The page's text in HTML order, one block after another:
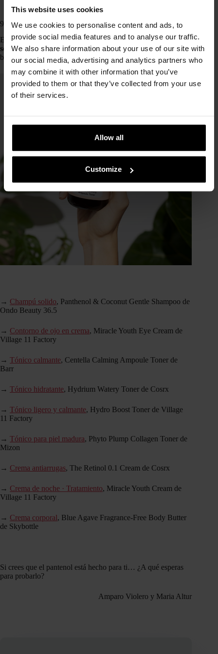
This website uses cookies
We use cookies to personalise content and ads, to
provide social media features and to analyse our traffic.
We also share information about your use of our site with
our social media, advertising and analytics partners who
may combine it with other information that you’ve
provided to them or that they’ve collected from your use
of their services.
Allow all
Customize
9 productos en MiiN Cosmetics formulado con pantenol
El pantenol es espectaculares parapieles sensibles, muy
secas, deshidratadaso que necesitan reparar y proteger su
barrera.
→ Champú solido, Panthenol & Coconut Gentle Shampoo de
Ondo Beauty 36.5
→ Contorno de ojo en crema, Miracle Youth Eye Cream de
Village 11 Factory
→ Tónico calmante, Centella Calming Ampoule Toner de
Barr
→ Tónico hidratante, Hydrium Watery Toner de Cosrx
→ Tónico ligero y calmante, Hydro Boost Toner de Village
11 Factory
→ Tónico para piel madura, Phyto Plump Collagen Toner de
Mizon
→ Crema antiarrugas, The Retinol 0.1 Cream de Cosrx
→ Crema de noche · Tratamiento, Miracle Youth Cream de
Village 11 Factory
→ Crema corporal, Blue Agave Fragrance-Free Body Butter
de Skybottle
Si crees que el pantenol está hecho para ti… ¿A qué esperas
para probarlo?
Amparo Violero y Maria Altur